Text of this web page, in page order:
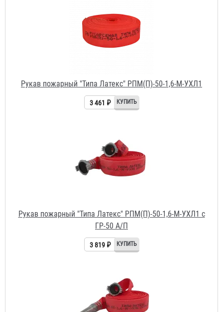
3 461 ₽
ГР-50 А/П
3 819 ₽
ГР-50 А/П и РС-50.01А
3 851 ₽